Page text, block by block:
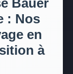
Bauer
: Nos
en
à